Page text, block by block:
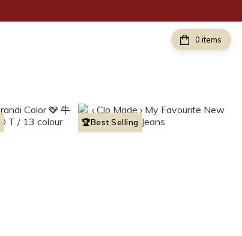
items
🏆Best Selling